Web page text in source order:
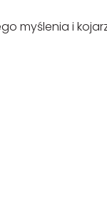
myślenia i